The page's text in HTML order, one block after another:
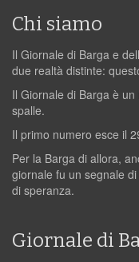
Chi siamo
Il Giornale di Barga e
due realtà distinte:
Il Giornale di Barga è
spalle.
Il primo numero esce il
Per la Barga di allora,
giornale fu un segnale
di speranza.
Giornale di